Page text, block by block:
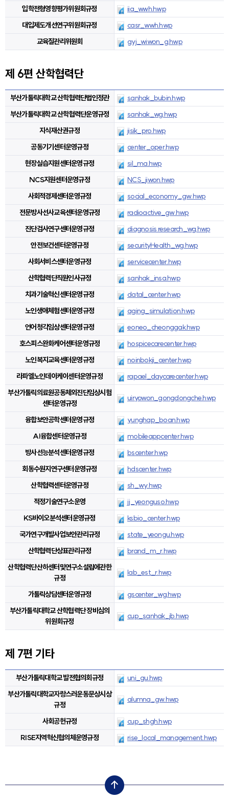
입학전형영향평가위원회규정
iia_wwh.hwp
대입제도개선연구위원회규정
casr_wwh.hwp
교육질관리위원회
gyj_wiwon_g.hwp
제 6편 산학협력단
부산가톨릭대학교 산학협력단법인정관
sanhak_bubin.hwp
부산가톨릭대학교 산학협력단운영규정
sanhak_wg.hwp
지식재산권규정
jisik_pro.hwp
공동기기센터운영규정
center_oper.hwp
현장실습지원센터운영규정
sil_ma.hwp
NCS지원센터운영규정
NCS_jiwon.hwp
사회적경제센터운영규정
social_economy_gw.hwp
전문방사선사교육센터운영규정
radioactive_gw.hwp
진단검사연구센터운영규정
diagnosis research_wg.hwp
안전보건센터운영규정
securityHealth_wg.hwp
사회서비스센터운영규정
servicecenter.hwp
산학협력단직원인사규정
sanhak_insa.hwp
치과기술혁신센터운영규정
datal_center.hwp
노인생애체험센터운영규정
aging_simulation.hwp
언어청각임상센터운영규정
eoneo_cheonggak.hwp
호스피스완화케어센터운영규정
hospicecarecenter.hwp
노인복지교육센터운영규정
noinbokji_center.hwp
라파엘노인데이케이센터운영규정
rapael_daycarecenter.hwp
부산가톨릭의료원공동체외진단임상시험
센터운영규정
uiryowon_gongdongche.hwp
융합보안공학센터운영규정
yunghap_boan.hwp
AI융합센터운영규정
mobileappcenter.hwp
방사선능분석센터운영규정
bscenter.hwp
회동수원지연구센터운영규정
hdscenter.hwp
산학협력센터운영규정
sh_wy.hwp
적정기술연구소운영
jj_yeonguso.hwp
KS바이오분석센터운영규정
ksbio_center.hwp
국가연구개발사업보안관리규정
state_yeongu.hwp
산학협력단상표관리규정
brand_m_r.hwp
산학협력단산하센터및연구소설립에관한
규정
lab_est_r.hwp
가톨릭상담센터운영규정
gscenter_wg.hwp
부산가톨릭대학교 산학협력단 장비심의
위원회규정
cup_sanhak_jb.hwp
제 7편 기타
부산가톨릭대학교 발전협의회규정
uni_gu.hwp
부산가톨릭대학교자랑스러운동문상시상
규정
alumna_gw.hwp
사회공헌규정
cup_shgh.hwp
RISE지역혁신협의체운영규정
rise_local_management.hwp
top